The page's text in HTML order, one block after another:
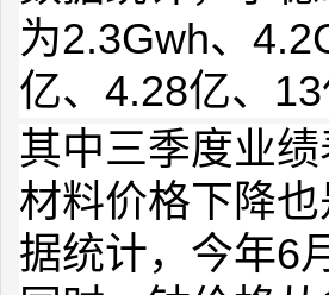
为2.3Gwh、
亿、4.28亿、13
其中三季度业
材料价格下降
据统计，今年6